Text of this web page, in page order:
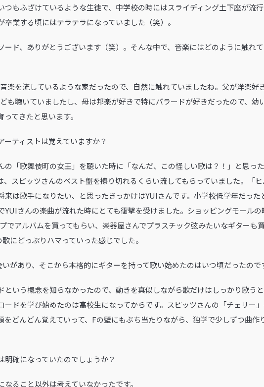
つもふざけているような生徒で、中学校の時にはスライディング土下座が流
業する頃にはテラテラになっていました（笑）。
ード、ありがとうございます（笑）。そんな中で、音楽にはどのように触れ
を流しているような家だったので、自然に触れていましたね。父が洋楽好き
も聴いていましたし、母は邦楽が好きで特にバラードが好きだったので、幼
てきたと思います。
ーティストは覚えていますか？
「歌舞伎町の女王」を聴いた時に「なんだ、この怪しい歌は？！」と思っ
、スピッツさんのベスト盤を擦り切れるくらい流してもらっていました。「
来は歌手になりたい、と思ったきっかけはYUIさんです。小学校低学年だった
YUIさんの楽曲が流れた時にとても衝撃を受けました。ショッピングモールの
でアルバムを買ってもらい、楽器屋さんでプラスチック弦みたいなギターも
にどっぷりハマっていった感じでした。
いがあり、そこから本格的にギターを持って歌い始めたのはいつ頃だったので
いう概念を知らなかったので、動きを真似しながら歌だけはしっかり歌う
ードを学び始めたのは高校生になってからです。スピッツさんの「チェリー
をどんどん覚えていって、Fの壁にもぶち当たりながら、独学で少しずつ曲作
明確になっていたのでしょうか？
ること以外は考えていなかったです。